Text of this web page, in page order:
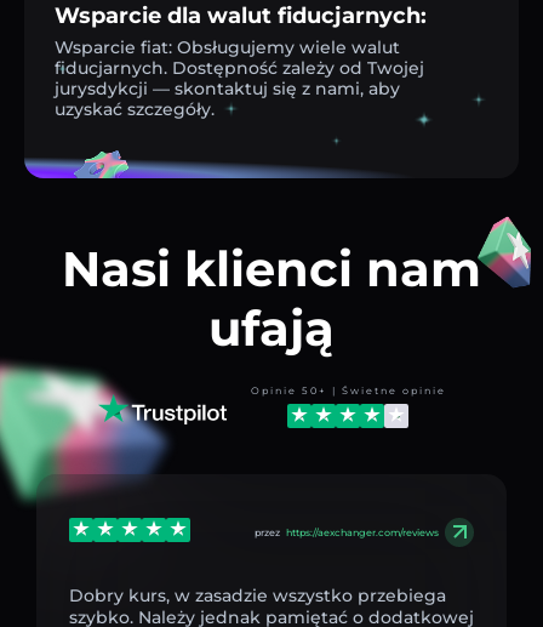
Wsparcie dla walut fiducjarnych:
Wsparcie fiat: Obsługujemy wiele walut
fiducjarnych. Dostępność zależy od Twojej
jurysdykcji — skontaktuj się z nami, aby
uzyskać szczegóły.
Nasi klienci nam
ufają
Opinie 50+ | Świetne opinie
przez https://aexchanger.com/reviews
Dobry kurs, w zasadzie wszystko przebiega
szybko. Należy jednak pamiętać o dodatkowej